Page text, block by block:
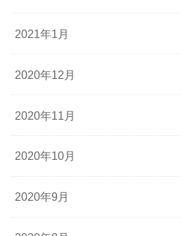
2021年1月
2020年12月
2020年11月
2020年10月
2020年9月